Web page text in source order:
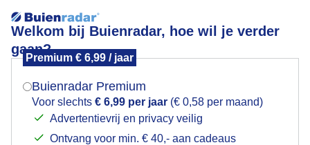
Welkom bij Buienradar, hoe wil je verder
gaan?
Premium € 6,99 / jaar
Buienradar Premium
Voor slechts € 6,99 per jaar (€ 0,58 per maand)
Advertentievrij en privacy veilig
Ontvang voor min. € 40,- aan cadeaus
Goedemorgen
Mogen we je locatie gebruiken voor het
Indien je hier nog geen akkoord op hebt gegeven,